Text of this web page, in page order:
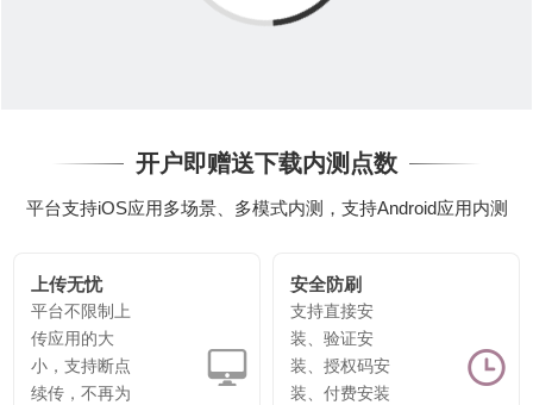
开户即赠送下载内测点数
平台支持iOS应用多场景、多模式内测，支持Android应用内测
上传无忧
平台不限制上
传应用的大
小，支持断点
续传，不再为
安全防刷
支持直接安
装、验证安
装、授权码安
装、付费安装